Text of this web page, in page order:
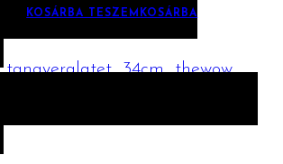
KOSÁRBA TESZEM KOSÁRBA